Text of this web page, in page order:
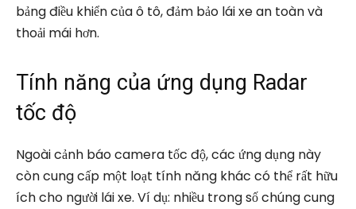
bảng điều khiển của ô tô, đảm bảo lái xe an toàn và
thoải mái hơn.
Tính năng của ứng dụng Radar
tốc độ
Ngoài cảnh báo camera tốc độ, các ứng dụng này
còn cung cấp một loạt tính năng khác có thể rất hữu
ích cho người lái xe. Ví dụ: nhiều trong số chúng cung